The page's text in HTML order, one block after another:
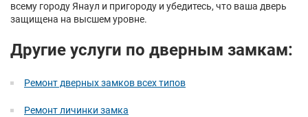
всему городу Янаул и пригороду и убедитесь, что ваша дверь
защищена на высшем уровне.
Другие услуги по дверным замкам:
Ремонт дверных замков всех типов
Ремонт личинки замка